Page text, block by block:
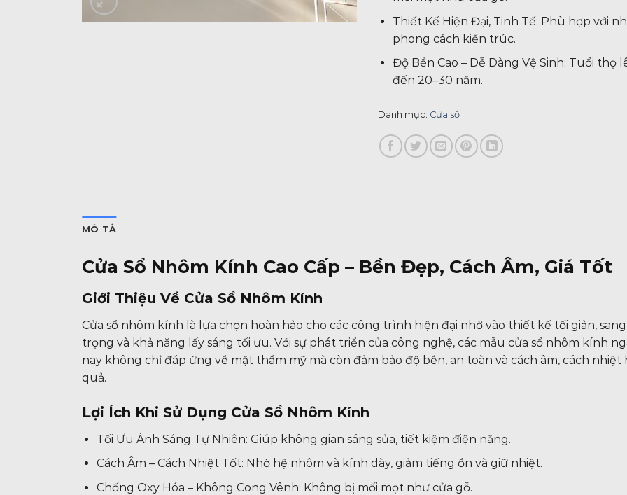
Thiết Kế Hiện Đại, Tinh Tế: Phù hợp với
phong cách kiến trúc.
Độ Bền Cao – Dễ Dàng Vệ Sinh: Tuổi thọ
đến 20–30 năm.
Danh mục: Cửa sổ
MÔ TẢ
Cửa Sổ Nhôm Kính Cao Cấp – Bền Đẹp, Cách Âm, Giá Tốt
Giới Thiệu Về Cửa Sổ Nhôm Kính
Cửa sổ nhôm kính là lựa chọn hoàn hảo cho các công trình hiện đại nhờ vào thiết kế tối giản, sang
trọng và khả năng lấy sáng tối ưu. Với sự phát triển của công nghệ, các mẫu cửa sổ nhôm kính
nay không chỉ đáp ứng về mặt thẩm mỹ mà còn đảm bảo độ bền, an toàn và cách âm, cách nhiệt
quả.
Lợi Ích Khi Sử Dụng Cửa Sổ Nhôm Kính
Tối Ưu Ánh Sáng Tự Nhiên: Giúp không gian sáng sủa, tiết kiệm điện năng.
Cách Âm – Cách Nhiệt Tốt: Nhờ hệ nhôm và kính dày, giảm tiếng ồn và giữ nhiệt.
Chống Oxy Hóa – Không Cong Vênh: Không bị mối mọt như cửa gỗ.